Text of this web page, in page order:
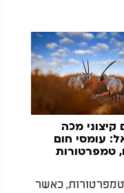
קיצוני מכה
עומסי חום
טמפרטורות
כאשר